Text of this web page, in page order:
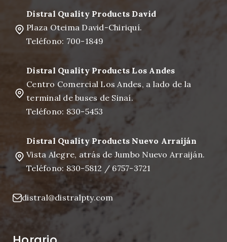
Distral Quality Products David
Plaza Oteima David-Chiriquí.
Teléfono: 700-1849
Distral Quality Products Los Andes
Centro Comercial Los Andes, a lado de la
terminal de buses de Sinaí.
Teléfono: 830-5453
Distral Quality Products Nuevo Arraiján
Vista Alegre, atrás de Jumbo Nuevo Arraiján.
Teléfono: 830-5812 / 6757-3721
distral@distralpty.com